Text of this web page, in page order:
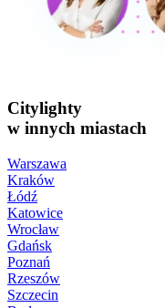
Citylighty
w innych miastach
Warszawa
Kraków
Łódź
Katowice
Wrocław
Gdańsk
Poznań
Rzeszów
Szczecin